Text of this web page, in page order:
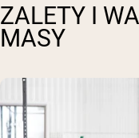
ZALETY I
MASY